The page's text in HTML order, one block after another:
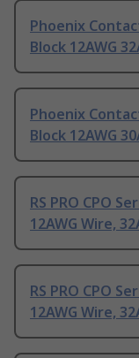
Phoenix
Block 12AWG
Phoenix
Block 12AWG
RS PRO CPO
12AWG Wire,
RS PRO CPO
12AWG Wire,